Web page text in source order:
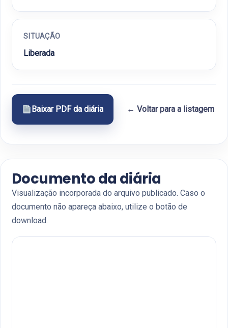
SITUAÇÃO
Liberada
Baixar PDF da diária ← Voltar para a listagem
Documento da diária
Visualização incorporada do arquivo publicado. Caso o
documento não apareça abaixo, utilize o botão de
download.